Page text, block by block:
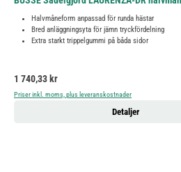
Halvmåneform anpassad för runda hästar
Bred anläggningsyta för jämn tryckfördelning
Extra starkt trippelgummi på båda sidor
Ordinarie pris:
1 740,33 kr
Priser inkl. moms, plus leveranskostnader
Detaljer